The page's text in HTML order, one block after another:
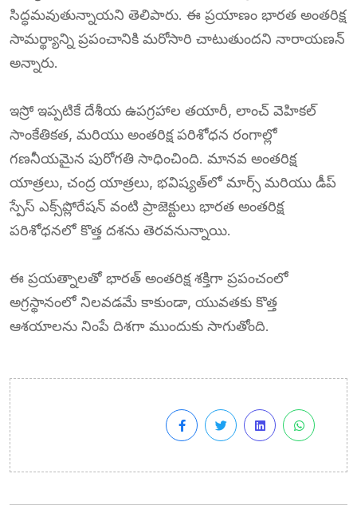
సిద్ధమవుతున్నాయని తెలిపారు. ఈ ప్రయాణం భారత అంతరిక్ష
సామర్థ్యాన్ని ప్రపంచానికి మరోసారి చాటుతుందని నారాయణన్
అన్నారు.
ఇస్రో ఇప్పటికే దేశీయ ఉపగ్రహాల తయారీ, లాంచ్ వెహికల్
సాంకేతికత, మరియు అంతరిక్ష పరిశోధన రంగాల్లో
గణనీయమైన పురోగతి సాధించింది. మానవ అంతరిక్ష
యాత్రలు, చంద్ర యాత్రలు, భవిష్యత్‌లో మార్స్ మరియు డీప్
స్పేస్ ఎక్స్‌ప్లోరేషన్ వంటి ప్రాజెక్టులు భారత అంతరిక్ష
పరిశోధనలో కొత్త దశను తెరవనున్నాయి.
ఈ ప్రయత్నాలతో భారత్ అంతరిక్ష శక్తిగా ప్రపంచంలో
అగ్రస్థానంలో నిలవడమే కాకుండా, యువతకు కొత్త
ఆశయాలను నింపే దిశగా ముందుకు సాగుతోంది.